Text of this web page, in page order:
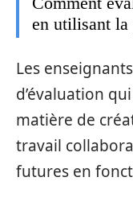
en utilisant la
Les
d’évaluation
matière de
travail
futures en